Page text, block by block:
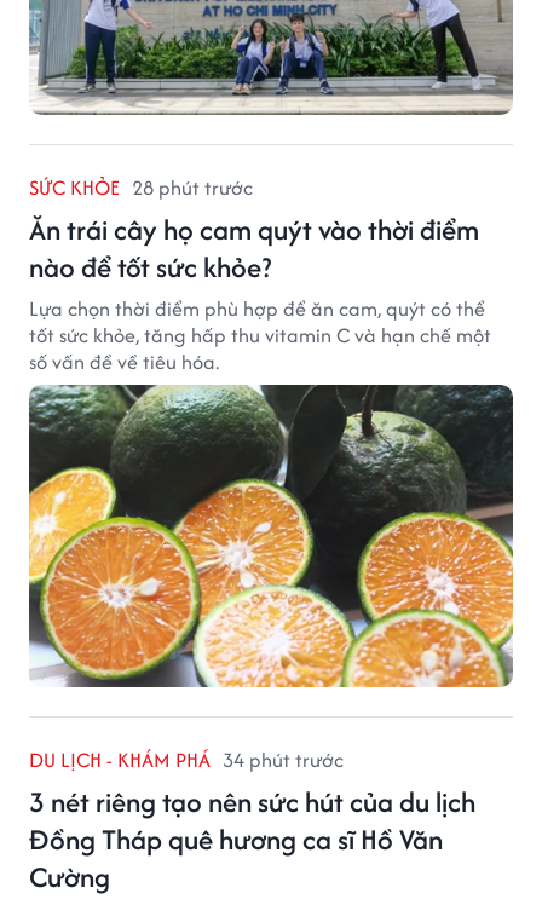
SỨC KHỎE 28 phút trước
Ăn trái cây họ cam quýt vào thời điểm
nào để tốt sức khỏe?
Lựa chọn thời điểm phù hợp để ăn cam, quýt có thể
tốt sức khỏe, tăng hấp thu vitamin C và hạn chế một
số vấn đề về tiêu hóa.
DU LỊCH - KHÁM PHÁ 34 phút trước
3 nét riêng tạo nên sức hút của du lịch
Đồng Tháp quê hương ca sĩ Hồ Văn
Cường